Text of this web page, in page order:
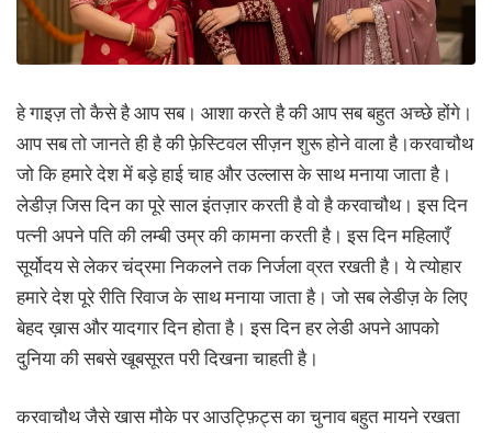
हे गाइज़ तो कैसे है आप सब। आशा करते है की आप सब बहुत अच्छे होंगे।
आप सब तो जानते ही है की फ़ेस्टिवल सीज़न शुरू होने वाला है।करवाचौथ
जो कि हमारे देश में बड़े हाई चाह और उल्लास के साथ मनाया जाता है।
लेडीज़ जिस दिन का पूरे साल इंतज़ार करती है वो है करवाचौथ। इस दिन
पत्नी अपने पति की लम्बी उम्र की कामना करती है। इस दिन महिलाएँ
सूर्योदय से लेकर चंद्रमा निकलने तक निर्जला व्रत रखती है। ये त्योहार
हमारे देश पूरे रीति रिवाज के साथ मनाया जाता है। जो सब लेडीज़ के लिए
बेहद ख़ास और यादगार दिन होता है। इस दिन हर लेडी अपने आपको
दुनिया की सबसे खूबसूरत परी दिखना चाहती है।
करवाचौथ जैसे खास मौके पर आउट्फ़िट्स का चुनाव बहुत मायने रखता